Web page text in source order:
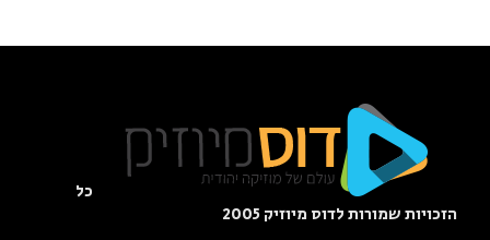
כל
הזכויות שמורות לדוס מיוזיק 2005